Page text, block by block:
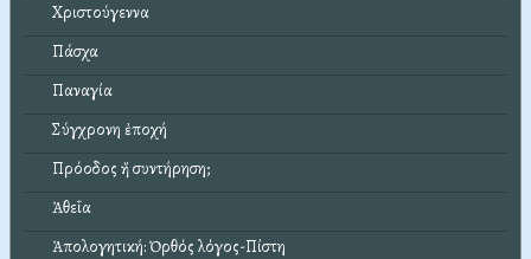
Χριστούγεννα
Πάσχα
Παναγία
Σύγχρονη ἐποχή
Πρόοδος ἤ συντήρηση;
Ἀθεΐα
Ἀπολογητική: Ὀρθός λόγος-Πίστη